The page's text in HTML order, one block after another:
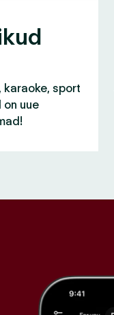
sport
uue